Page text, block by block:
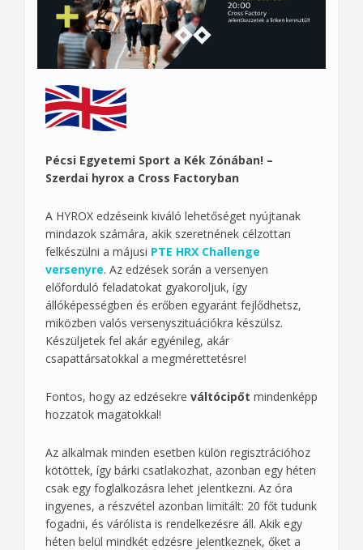
Pécsi Egyetemi Sport a Kék Zónában! –
Szerdai hyrox a Cross Factoryban
A HYROX edzéseink kiváló lehetőséget nyújtanak
mindazok számára, akik szeretnének célzottan
felkészülni a májusi PTE HRX Challenge
versenyre. Az edzések során a versenyen
előforduló feladatokat gyakoroljuk, így
állóképességben és erőben egyaránt fejlődhetsz,
miközben valós versenyszituációkra készülsz.
Készüljetek fel akár egyénileg, akár
csapattársatokkal a megmérettetésre!
Fontos, hogy az edzésekre váltócipőt mindenképp
hozzatok magatokkal!
Az alkalmak minden esetben külön regisztrációhoz
kötöttek, így bárki csatlakozhat, azonban egy héten
csak egy foglalkozásra lehet jelentkezni. Az óra
ingyenes, a részvétel azonban limitált: 20 főt tudunk
fogadni, és várólista is rendelkezésre áll. Akik egy
héten belül mindkét edzésre jelentkeznek, őket a